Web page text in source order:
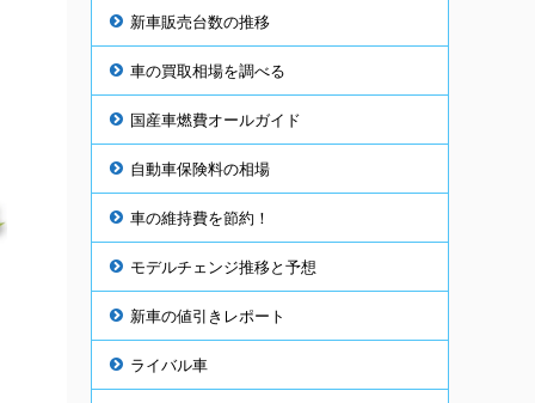
新車販売台数の推移
車の買取相場を調べる
国産車燃費オールガイド
自動車保険料の相場
車の維持費を節約！
モデルチェンジ推移と予想
新車の値引きレポート
ライバル車